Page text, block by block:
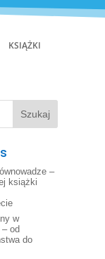
KSIĄŻKI
Szukaj
–
książki
w
od
do